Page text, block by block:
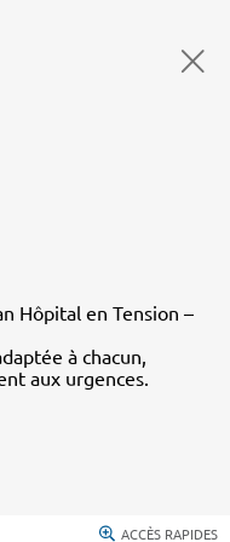
Hôpital en Tension –
à chacun,
aux urgences.
ACCÈS RAPIDES